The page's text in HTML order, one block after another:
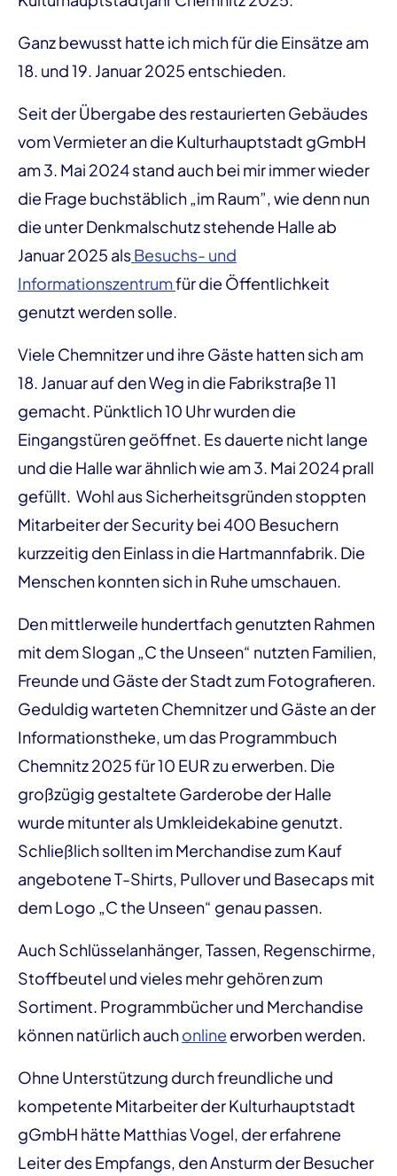
Ganz bewusst hatte ich mich für die Einsätze am
18. und 19. Januar 2025 entschieden.
Seit der Übergabe des restaurierten Gebäudes
vom Vermieter an die Kulturhauptstadt gGmbH
am 3. Mai 2024 stand auch bei mir immer wieder
die Frage buchstäblich „im Raum”, wie denn nun
die unter Denkmalschutz stehende Halle ab
Januar 2025 alsBesuchs- und
Informationszentrumfür die Öffentlichkeit
genutzt werden solle.
Viele Chemnitzer und ihre Gäste hatten sich am
18. Januar auf den Weg in die Fabrikstraße 11
gemacht. Pünktlich 10 Uhr wurden die
Eingangstüren geöffnet. Es dauerte nicht lange
und die Halle war ähnlich wie am 3. Mai 2024 prall
gefüllt. Wohl aus Sicherheitsgründen stoppten
Mitarbeiter der Security bei 400 Besuchern
kurzzeitig den Einlass in die Hartmannfabrik. Die
Menschen konnten sich in Ruhe umschauen.
Den mittlerweile hundertfach genutzten Rahmen
mit dem Slogan „C the Unseen“ nutzten Familien,
Freunde und Gäste der Stadt zum Fotografieren.
Geduldig warteten Chemnitzer und Gäste an der
Informationstheke, um das Programmbuch
Chemnitz 2025 für 10 EUR zu erwerben. Die
großzügig gestaltete Garderobe der Halle
wurde mitunter als Umkleidekabine genutzt.
Schließlich sollten im Merchandise zum Kauf
angebotene T-Shirts, Pullover und Basecaps mit
dem Logo „C the Unseen“ genau passen.
Auch Schlüsselanhänger, Tassen, Regenschirme,
Stoffbeutel und vieles mehr gehören zum
Sortiment. Programmbücher und Merchandise
können natürlich auchonline erworben werden.
Ohne Unterstützung durch freundliche und
kompetente Mitarbeiter der Kulturhauptstadt
gGmbH hätte Matthias Vogel, der erfahrene
Leiter des Empfangs, den Ansturm der Besucher